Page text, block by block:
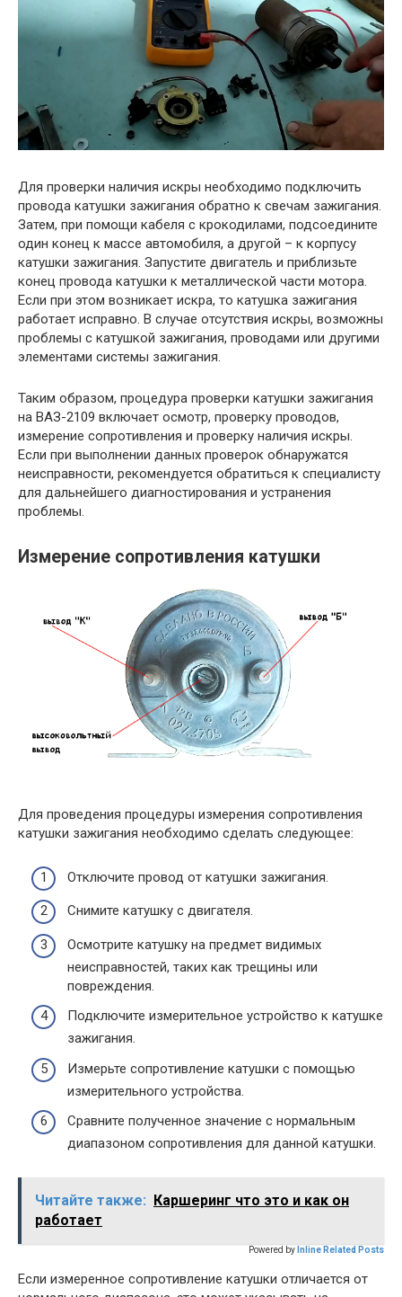
Для проверки наличия искры необходимо подключить
провода катушки зажигания обратно к свечам зажигания.
Затем, при помощи кабеля с крокодилами, подсоедините
один конец к массе автомобиля, а другой – к корпусу
катушки зажигания. Запустите двигатель и приблизьте
конец провода катушки к металлической части мотора.
Если при этом возникает искра, то катушка зажигания
работает исправно. В случае отсутствия искры, возможны
проблемы с катушкой зажигания, проводами или другими
элементами системы зажигания.
Таким образом, процедура проверки катушки зажигания
на ВАЗ-2109 включает осмотр, проверку проводов,
измерение сопротивления и проверку наличия искры.
Если при выполнении данных проверок обнаружатся
неисправности, рекомендуется обратиться к специалисту
для дальнейшего диагностирования и устранения
проблемы.
Измерение сопротивления катушки
Для проведения процедуры измерения сопротивления
катушки зажигания необходимо сделать следующее:
Отключите провод от катушки зажигания.
Снимите катушку с двигателя.
Осмотрите катушку на предмет видимых
неисправностей, таких как трещины или
повреждения.
Подключите измерительное устройство к катушке
зажигания.
Измерьте сопротивление катушки с помощью
измерительного устройства.
Сравните полученное значение с нормальным
диапазоном сопротивления для данной катушки.
Читайте также:
Каршеринг что это и как он
работает
Powered by Inline Related Posts
Если измеренное сопротивление катушки отличается от